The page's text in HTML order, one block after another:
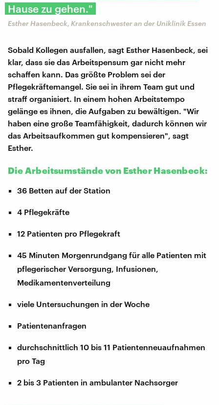
Hause zu gehen."
Esther Hasenbeck, Krankenschwester an der Uniklinik Essen
Sobald Kollegen ausfallen, sagt Esther Hasenbeck, sei
klar, dass sie das Arbeitspensum gar nicht mehr
schaffen kann. Das größte Problem sei der
Pflegekräftemangel. Sie sei in ihrem Team gut und
straff organisiert. In einem hohen Arbeitstempo
gelänge es ihnen, die Aufgaben zu bewältigen. "Wir
haben eine große Teamfähigkeit, dadurch können wir
das Arbeitsaufkommen gut kompensieren", sagt
Esther.
Die Arbeitsumstände von Esther Hasenbeck:
36 Betten auf der Station
4 Pflegekräfte
12 Patienten pro Pflegekraft
45 Minuten Morgenrundgang für alle Patienten mit
pflegerischer Versorgung, Infusionen,
Medikamentenverteilung
viele Untersuchungen in der Woche
Patientenanfragen
durchschnittlich 10 bis 11 Patientenneuaufnahmen
pro Tag
2 bis 3 Patienten in ambulanter Nachsorger